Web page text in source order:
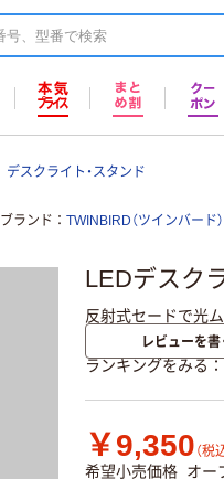
デスクライト・スタンド
ブランド TWINBIRD（ツインバード）
LEDデスク
反射式セードで光
レビューを書
ランキングをみる
￥9,350 （税
希望小売価格 オー